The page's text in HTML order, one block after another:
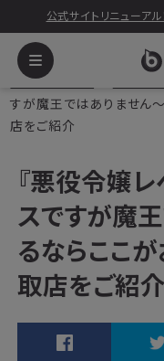
公式サイトリニューア
ブックサプライ
すが魔王ではありません
店をご紹介
『悪役令嬢
スですが魔
るならここ
取店をご紹介